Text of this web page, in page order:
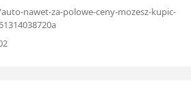
nawet-za-polowe-ceny-mozesz-kupic-